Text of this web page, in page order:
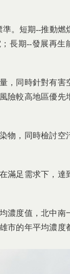
。短期--推動燃
長期--發展再生
，同時針對有害
險較高地區優先
物，同時檢討空
滿足需求下，達
濃度值，北中南
市的年平均濃度